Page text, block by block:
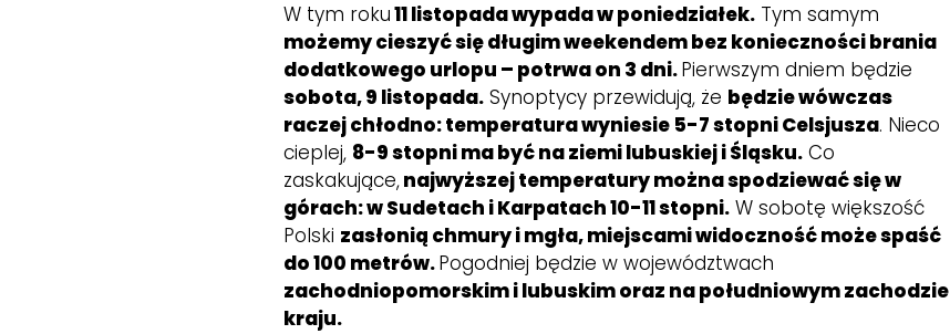
W tym roku11 listopada wypada w poniedziałek. Tym samym
możemy cieszyć się długim weekendem bez konieczności brania
dodatkowego urlopu – potrwa on 3 dni.Pierwszym dniem będzie
sobota, 9 listopada. Synoptycy przewidują, że będzie wówczas
raczej chłodno: temperatura wyniesie 5-7 stopni Celsjusza. Nieco
cieplej, 8-9 stopni ma być na ziemi lubuskiej i Śląsku. Co
zaskakujące,najwyższej temperatury można spodziewać się w
górach: w Sudetach i Karpatach 10-11 stopni. W sobotę większość
Polski zasłonią chmury i mgła, miejscami widoczność może spaść
do 100 metrów.Pogodniej będzie w województwach
zachodniopomorskim i lubuskim oraz na południowym zachodzie
kraju.